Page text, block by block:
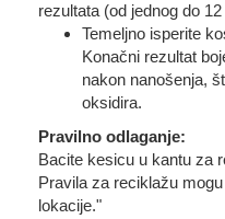
rezultata (od jednog do
Temeljno isperite
Konačni rezultat
nakon nanošenja,
oksidira.
Pravilno odlaganje:
Bacite kesicu u kantu za
Pravila za reciklažu
lokacije."